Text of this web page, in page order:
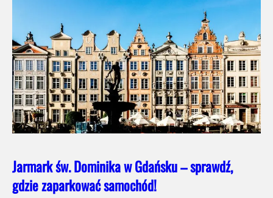
Jarmark św. Dominika w Gdańsku – sprawdź,
gdzie zaparkować samochód!